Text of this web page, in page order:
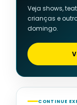
Veja shows,
crianças e
domingo.
CONTINUE